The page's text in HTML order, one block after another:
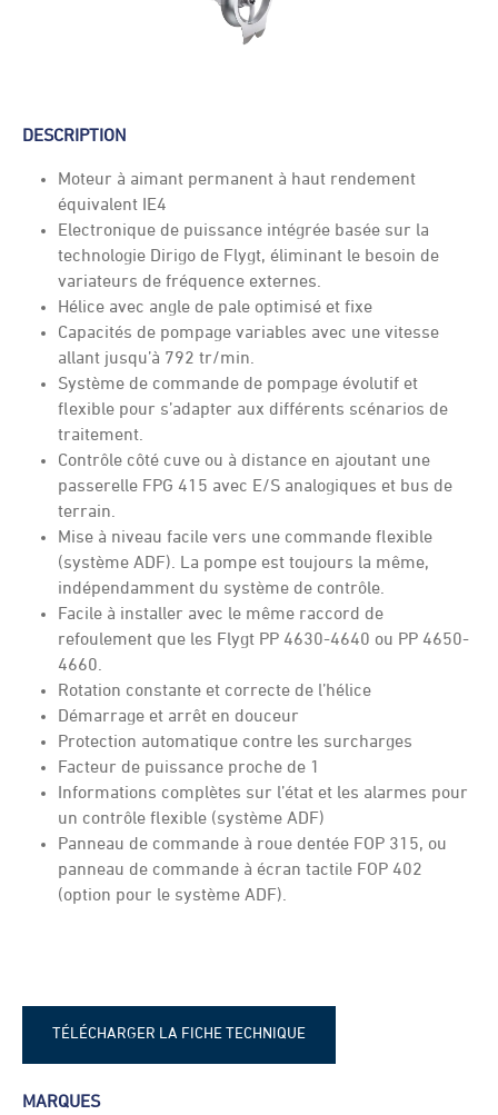
DESCRIPTION
Moteur à aimant permanent à haut rendement
équivalent IE4
Electronique de puissance intégrée basée sur la
technologie Dirigo de Flygt, éliminant le besoin de
variateurs de fréquence externes.
Hélice avec angle de pale optimisé et fixe
Capacités de pompage variables avec une vitesse
allant jusqu’à 792 tr/min.
Système de commande de pompage évolutif et
flexible pour s’adapter aux différents scénarios de
traitement.
Contrôle côté cuve ou à distance en ajoutant une
passerelle FPG 415 avec E/S analogiques et bus de
terrain.
Mise à niveau facile vers une commande flexible
(système ADF). La pompe est toujours la même,
indépendamment du système de contrôle.
Facile à installer avec le même raccord de
refoulement que les Flygt PP 4630-4640 ou PP 4650-
4660.
Rotation constante et correcte de l’hélice
Démarrage et arrêt en douceur
Protection automatique contre les surcharges
Facteur de puissance proche de 1
Informations complètes sur l’état et les alarmes pour
un contrôle flexible (système ADF)
Panneau de commande à roue dentée FOP 315, ou
panneau de commande à écran tactile FOP 402
(option pour le système ADF).
TÉLÉCHARGER LA FICHE TECHNIQUE
MARQUES